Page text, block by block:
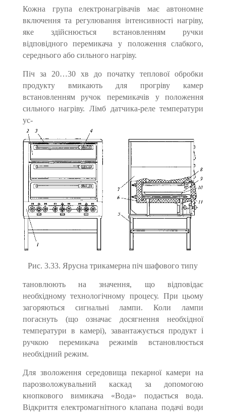
Кожна група електронагрівачів має автономне
включення та регулювання інтенсивності нагріву,
яке здійснюється встановленням ручки
відповідного перемикача у положення слабкого,
середнього або сильного нагріву.
Піч за 20…30 хв до початку теплової обробки
продукту вмикають для прогріву камер
встановленням ручок перемикачів у положення
сильного нагріву. Лімб датчика-реле температури
ус-
Рис. 3.33. Ярусна трикамерна піч шафового типу
тановлюють на значення, що відповідає
необхідному техноло­гічному процесу. При цьому
загоряються сигнальні лампи. Коли лампи
погаснуть (що означає досягнення необхідної
темпера­тури в камері), завантажується продукт і
ручкою перемикача ре­жимів встановлюється
необхідний режим.
Для зволоження середовища пекарної камери на
парозволожу­вальний каскад за допомогою
кнопкового вимикача «Вода» подає­ться вода.
Відкриття електромагнітного клапана подачі води